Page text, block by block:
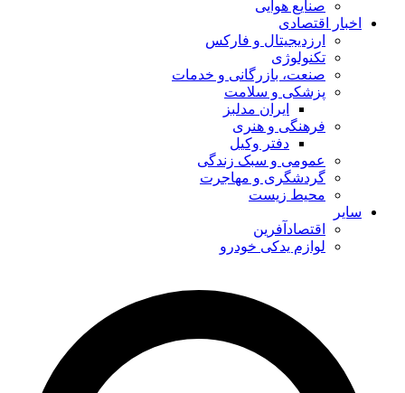
صنایع هوایی
اخبار اقتصادی
ارزدیجیتال و فارکس
تکنولوژی
صنعت، بازرگانی و خدمات
پزشکی و سلامت
ایران مدلبز
فرهنگی و هنری
دفتر وکیل
عمومی و سبک زندگی
گردشگری و مهاجرت
محیط زیست
سایر
اقتصادآفرین
لوازم یدکی خودرو